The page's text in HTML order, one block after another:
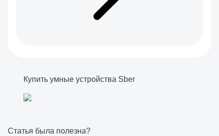
Купить умные устройства Sber
Статья была полезна?